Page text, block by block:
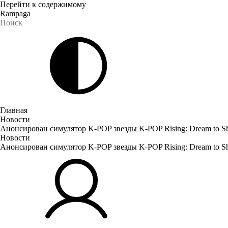
Перейти к содержимому
Rampaga
Главная
Новости
Анонсирован симулятор K-POP звезды K-POP Rising: Dream to
Новости
Анонсирован симулятор K-POP звезды K-POP Rising: Dream to